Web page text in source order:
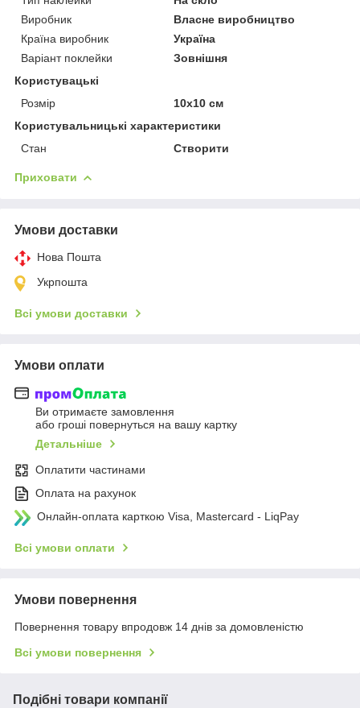
Виробник
Власне виробництво
Країна виробник
Україна
Варіант поклейки
Зовнішня
Користувацькі
Розмір
10х10 см
Користувальницькі характеристики
Стан
Створити
Приховати
Умови доставки
Нова Пошта
Укрпошта
Всі умови доставки
Умови оплати
Ви отримаєте замовлення
або гроші повернуться на вашу картку
Детальніше
Оплатити частинами
Оплата на рахунок
Онлайн-оплата карткою Visa, Mastercard - LiqPay
Всі умови оплати
Умови повернення
Повернення товару впродовж 14 днів за домовленістю
Всі умови повернення
Подібні товари компанії